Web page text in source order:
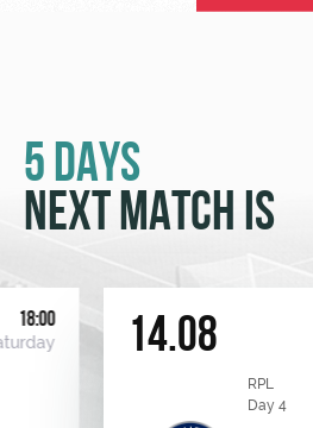
5 DAYS
NEXT MATCH IS
18:00 14.08
RPL
Day 4